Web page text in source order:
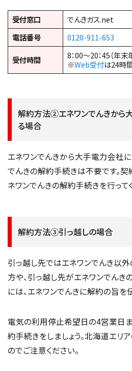
受付窓口
でんきガス.net
電話番号
0120-911-653
受付時間
8：00～20：45（年末
※Web受付は24時
解約方法②エネワンでんきから
る場合
エネワンでんきから大手電力会社
でんきの解約手続きは不要です。
ネワンでんきの解約手続きを行って
解約方法③引っ越しの場合
引っ越し先ではエネワンでんき以
方や、引っ越し先がエネワンでん
には、エネワンでんきに解約の旨を
電気の利用停止希望日の4営業日
約手続きをしましょう。北海道エリ
のでご注意ください。